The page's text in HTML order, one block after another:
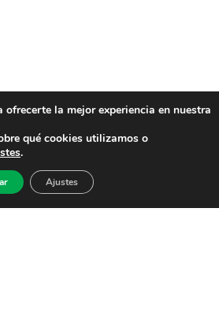
la mejor experiencia en nuestra
qué cookies utilizamos o
.
Ajustes